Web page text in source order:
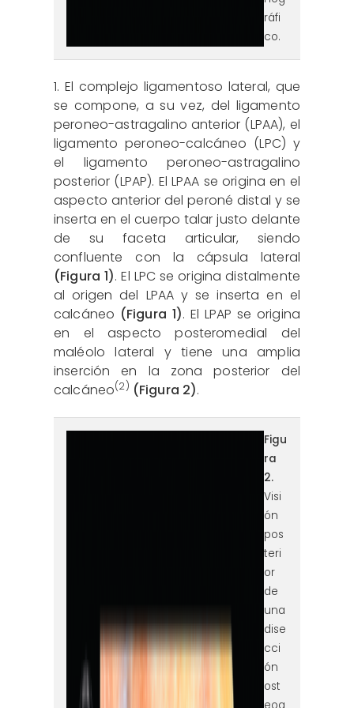
ráfi
co.
1. El complejo ligamentoso lateral, que
se compone, a su vez, del ligamento
peroneo-astragalino anterior (LPAA), el
ligamento peroneo-calcáneo (LPC) y
el ligamento peroneo-astragalino
posterior (LPAP). El LPAA se origina en el
aspecto anterior del peroné distal y se
inserta en el cuerpo talar justo delante
de su faceta articular, siendo
confluente con la cápsula lateral
(Figura 1). El LPC se origina distalmente
al origen del LPAA y se inserta en el
calcáneo (Figura 1). El LPAP se origina
en el aspecto posteromedial del
maléolo lateral y tiene una amplia
inserción en la zona posterior del
calcáneo(2) (Figura 2).
Figu
ra
2.
Visi
ón
pos
teri
or
de
una
dise
cci
ón
ost
eoa